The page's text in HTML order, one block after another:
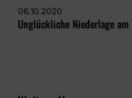
06.10.2020
Unglückliche Niederlage